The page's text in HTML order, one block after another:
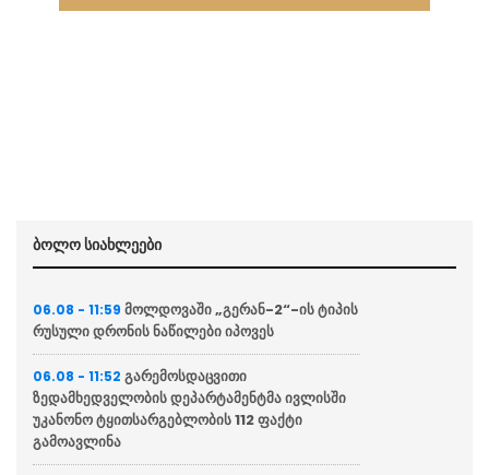
ბოლო სიახლეები
06.08 - 11:59 მოლდოვაში „გერან-2“-ის ტიპის
რუსული დრონის ნაწილები იპოვეს
06.08 - 11:52 გარემოსდაცვითი
ზედამხედველობის დეპარტამენტმა ივლისში
უკანონო ტყითსარგებლობის 112 ფაქტი
გამოავლინა